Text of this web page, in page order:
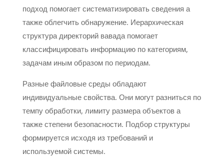
подход помогает систематизировать сведения а
также облегчить обнаружение. Иерархическая
структура директорий вавада помогает
классифицировать информацию по категориям,
задачам иным образом по периодам.
Разные файловые среды обладают
индивидуальные свойства. Они могут разниться по
темпу обработки, лимиту размера объектов а
также степени безопасности. Подбор структуры
формируется исходя из требований и
используемой системы.